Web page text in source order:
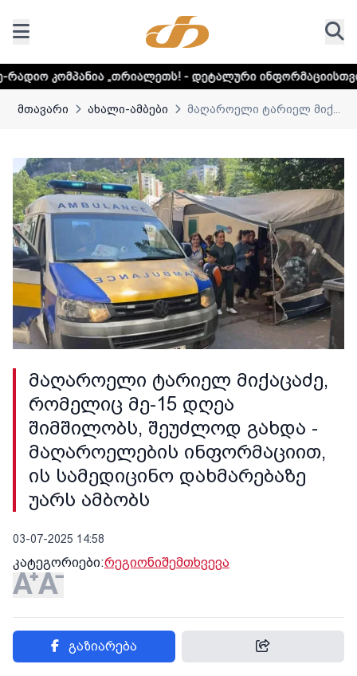
- დეტალური ინფორმაციისთვის დააკლიკეთ
მთავარი ახალი-ამბები მაღაროელი ტარიელ მიქ...
მაღაროელი ტარიელ მიქაცაძე,
რომელიც მე-15 დღეა
შიმშილობს, შეუძლოდ გახდა -
მაღაროელების ინფორმაციით,
ის სამედიცინო დახმარებაზე
უარს ამბობს
03-07-2025 14:58
კატეგორიები:რეგიონიშემთხვევა
გაზიარება